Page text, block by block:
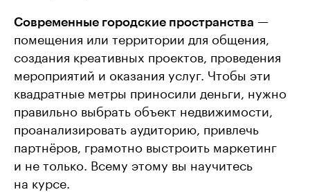
Современные городские пространства —
помещения или территории для общения,
создания креативных проектов, проведения
мероприятий и оказания услуг. Чтобы эти
квадратные метры приносили деньги, нужно
правильно выбрать объект недвижимости,
проанализировать аудиторию, привлечь
партнёров, грамотно выстроить маркетинг
и не только. Всему этому вы научитесь
на курсе.